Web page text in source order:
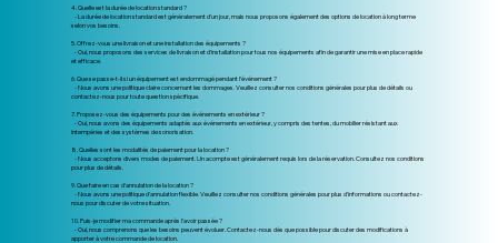
4. Quelle est la durée de location standard ?
- La durée de location standard est généralement d'un jour, mais nous proposons également des options de location à long terme
selon vos besoins.
5. Offrez-vous une livraison et une installation des équipements ?
- Oui, nous proposons des services de livraison et d'installation pour tous nos équipements afin de garantir une mise en place rapide
et efficace.
6. Que se passe-t-il si un équipement est endommagé pendant l'événement ?
- Nous avons une politique claire concernant les dommages. Veuillez consulter nos conditions générales pour plus de détails ou
contactez-nous pour toute question spécifique.
7. Proposez-vous des équipements pour des événements en extérieur ?
- Oui, nous avons des équipements adaptés aux événements en extérieur, y compris des tentes, du mobilier résistant aux
intempéries et des systèmes de sonorisation.
8. Quelles sont les modalités de paiement pour la location ?
- Nous acceptons divers modes de paiement. Un acompte est généralement requis lors de la réservation. Consultez nos conditions
pour plus de détails.
9. Que faire en cas d'annulation de la location ?
- Nous avons une politique d'annulation flexible. Veuillez consulter nos conditions générales pour plus d'informations ou contactez-
nous pour discuter de votre situation.
10. Puis-je modifier ma commande après l'avoir passée ?
- Oui, nous comprenons que les besoins peuvent évoluer. Contactez-nous dès que possible pour discuter des modifications à
apporter à votre commande de location.